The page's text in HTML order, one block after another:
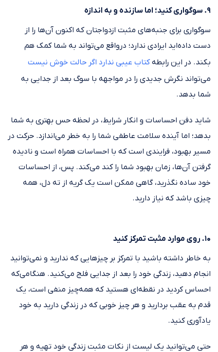
۹. سوگواری کنید؛ اما سازنده و به اندازه
سوگواری برای جنبه‌های مثبت ازدواجتان که اکنون آن‌ها را از
دست داده‌اید ایرادی ندارد؛ درواقع می‌تواند به شما کمک هم
بکند. در این رابطهکتاب عیبی ندارد اگر حالت خوش نیست
می‌تواند نگرش جدیدی را در مواجهه با سوگ بعد از جدایی به
شما بدهد.
شاید دفن احساسات و انکار شرایط، در لحظه حس بهتری به شما
بدهد؛ اما آینده سلامت عاطفی شما را به خطر می‌اندازد. حرکت در
مسیر بهبود، فرایندی است که با احساسات همراه است و نادیده
گرفتن آن‌ها، زمان بهبود شما را کند می‌کند. پس، از احساسات
خود ساده نگذرید، گاهی ممکن است یک گریه از ته دل، همه
چیزی باشد که نیاز دارید.
۱۰. روی موارد مثبت تمرکز کنید
به خاطر داشته باشید با تمرکز بر چیزهایی که ندارید و نمی‌توانید
انجام دهید، زندگی خود را بعد از جدایی فلج می‌کنید. هنگامی‌که
احساس کردید در نقطه‌ای هستید که همه‌چیز منفی است، یک
قدم به عقب بردارید و هر چیز خوبی که در زندگی دارید به خود
یادآوری کنید.
حتی می‌توانید یک لیست از نکات مثبت زندگی خود تهیه و هر